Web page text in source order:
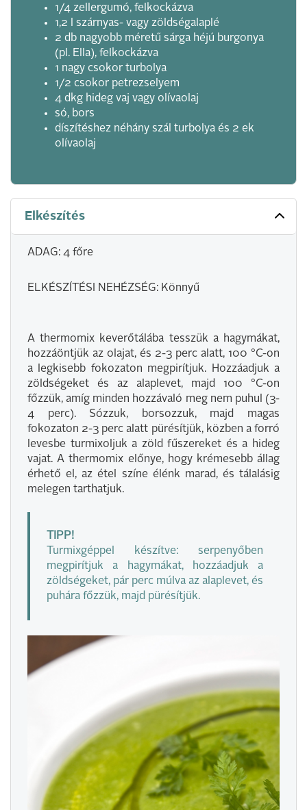
1/4 zellergumó, felkockázva
1,2 l szárnyas- vagy zöldségalaplé
2 db nagyobb méretű sárga héjú burgonya
(pl. Ella), felkockázva
1 nagy csokor turbolya
1/2 csokor petrezselyem
4 dkg hideg vaj vagy olívaolaj
só, bors
díszítéshez néhány szál turbolya és 2 ek
olívaolaj
Elkészítés
ADAG: 4 főre
ELKÉSZÍTÉSI NEHÉZSÉG: Könnyű
A thermomix keverőtálába tesszük a hagymákat,
hozzáöntjük az olajat, és 2-3 perc alatt, 100 °C-on
a legkisebb fokozaton megpirítjuk. Hozzáadjuk a
zöldségeket és az alaplevet, majd 100 °C-on
főzzük, amíg minden hozzávaló meg nem puhul (3-
4 perc). Sózzuk, borsozzuk, majd magas
fokozaton 2-3 perc alatt pürésítjük, közben a forró
levesbe turmixoljuk a zöld fűszereket és a hideg
vajat. A thermomix előnye, hogy krémesebb állag
érhető el, az étel színe élénk marad, és tálalásig
melegen tarthatjuk.
TIPP!
Turmixgéppel készítve: serpenyőben
megpirítjuk a hagymákat, hozzáadjuk a
zöldségeket, pár perc múlva az alaplevet, és
puhára főzzük, majd pürésítjük.